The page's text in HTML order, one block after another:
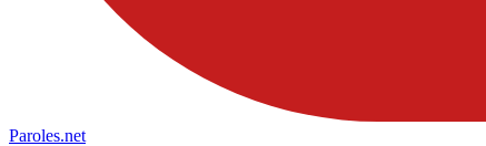
Paroles.net